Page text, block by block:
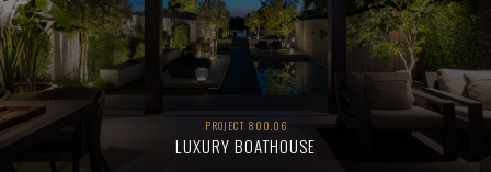
PROJECT 800.06
LUXURY BOATHOUSE